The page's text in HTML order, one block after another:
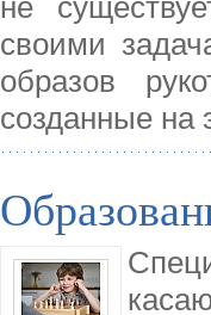
не
своими
образов
созданные на